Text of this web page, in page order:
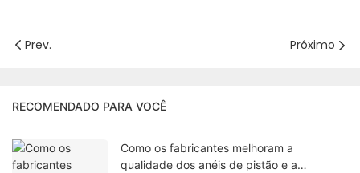
Prev. Próximo
RECOMENDADO PARA VOCÊ
Como os fabricantes melhoram a
qualidade dos anéis de pistão e a